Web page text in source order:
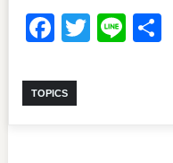
Facebook
Twitter
Line共
TOPICS